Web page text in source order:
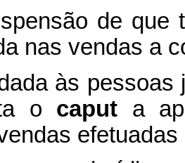
de
nas vendas a
às
o caput a